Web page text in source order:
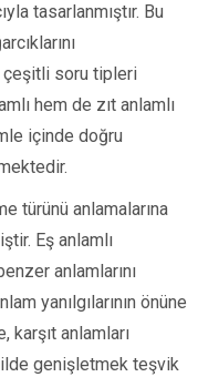
tasarlanmıştır. Bu
çeşitli soru tipleri
hem de zıt anlamlı
içinde doğru
türünü anlamalarına
Eş anlamlı
anlamlarını
yanılgılarının önüne
karşıt anlamları
genişletmek teşvik